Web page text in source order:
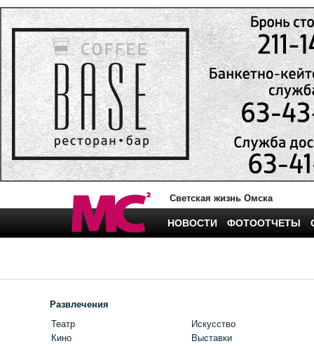
Светская жизнь Омска
НОВОСТИ ФОТООТЧЕТЫ
Развлечения
Театр
Кино
Искусство
Выставки